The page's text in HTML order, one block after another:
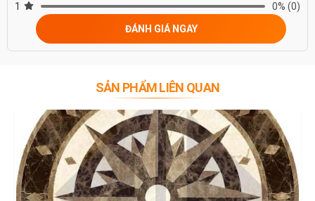
1
0% (0)
ĐÁNH GIÁ NGAY
SẢN PHẨM LIÊN QUAN